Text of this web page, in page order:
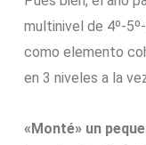
multinivel de 4º-
como elemento
en 3 niveles a la
«Monté» un